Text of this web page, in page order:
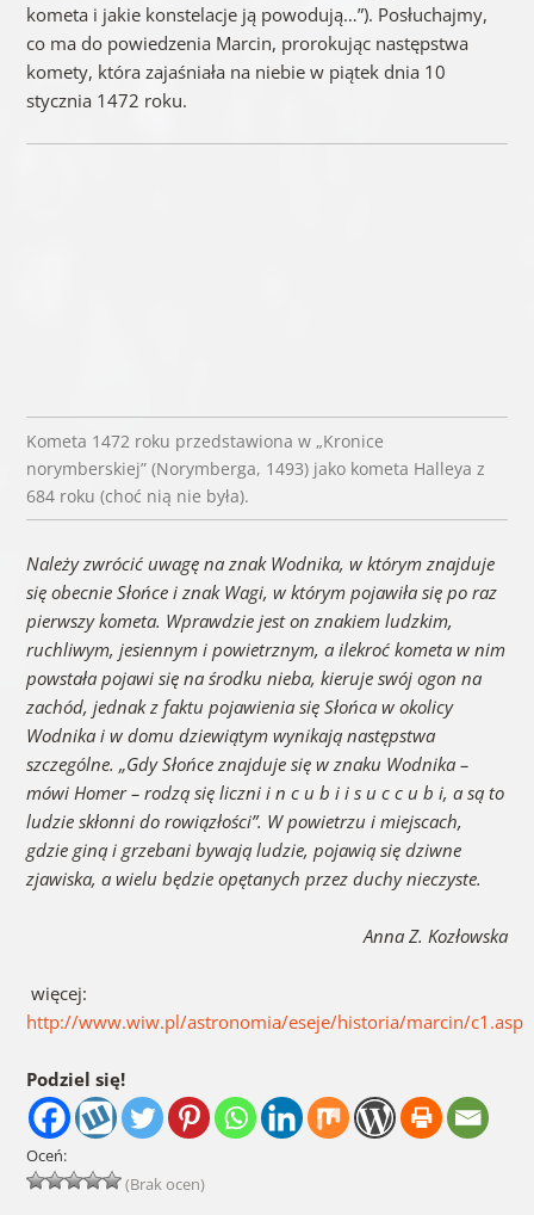
kometa i jakie konstelacje ją powodują…”). Posłuchajmy,
co ma do powiedzenia Marcin, prorokując następstwa
komety, która zajaśniała na niebie w piątek dnia 10
stycznia 1472 roku.
Kometa 1472 roku przedstawiona w „Kronice
norymberskiej” (Norymberga, 1493) jako kometa Halleya z
684 roku (choć nią nie była).
Należy zwrócić uwagę na znak Wodnika, w którym znajduje
się obecnie Słońce i znak Wagi, w którym pojawiła się po raz
pierwszy kometa. Wprawdzie jest on znakiem ludzkim,
ruchliwym, jesiennym i powietrznym, a ilekroć kometa w nim
powstała pojawi się na środku nieba, kieruje swój ogon na
zachód, jednak z faktu pojawienia się Słońca w okolicy
Wodnika i w domu dziewiątym wynikają następstwa
szczególne. „Gdy Słońce znajduje się w znaku Wodnika –
mówi Homer – rodzą się liczni i n c u b i i s u c c u b i, a są to
ludzie skłonni do rowiązłości”. W powietrzu i miejscach,
gdzie giną i grzebani bywają ludzie, pojawią się dziwne
zjawiska, a wielu będzie opętanych przez duchy nieczyste.
Anna Z. Kozłowska
więcej:
http://www.wiw.pl/astronomia/eseje/historia/marcin/c1.asp
Podziel się!
Oceń:
(Brak ocen)